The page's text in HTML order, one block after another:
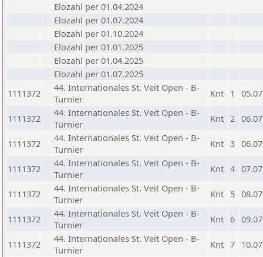
Elozahl per 01.04.2024
Elozahl per 01.07.2024
Elozahl per 01.10.2024
Elozahl per 01.01.2025
Elozahl per 01.04.2025
Elozahl per 01.07.2025
1111372
44. Internationales St. Veit Open - B-
Turnier
Knt 1
1111372
44. Internationales St. Veit Open - B-
Turnier
Knt 2
1111372
44. Internationales St. Veit Open - B-
Turnier
Knt 3
1111372
44. Internationales St. Veit Open - B-
Turnier
Knt 4
1111372
44. Internationales St. Veit Open - B-
Turnier
Knt 5
1111372
44. Internationales St. Veit Open - B-
Turnier
Knt 6
1111372
44. Internationales St. Veit Open - B-
Turnier
Knt 7